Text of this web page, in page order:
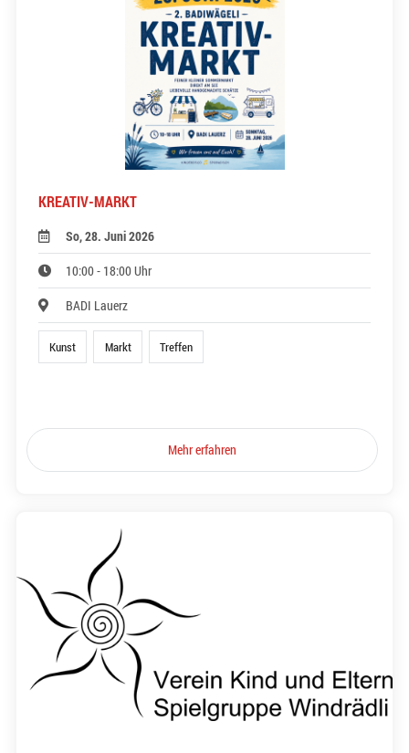
KREATIV-MARKT
So, 28. Juni 2026
10:00 - 18:00 Uhr
BADI Lauerz
Kunst Markt Treffen
Mehr erfahren